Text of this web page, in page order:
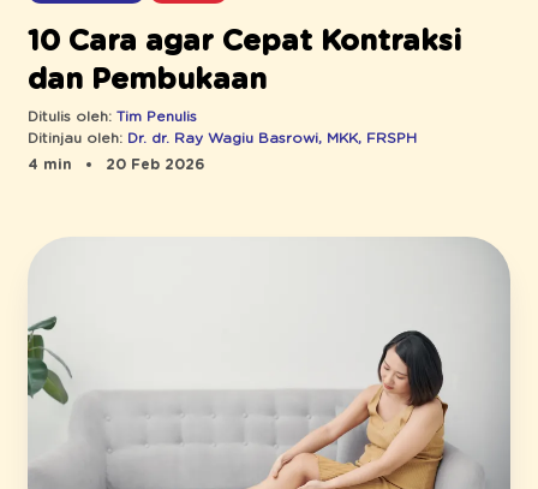
10 Cara agar Cepat Kontraksi
dan Pembukaan
Ditulis oleh: Tim Penulis
Ditinjau oleh: Dr. dr. Ray Wagiu Basrowi, MKK, FRSPH
4 min
20 Feb 2026